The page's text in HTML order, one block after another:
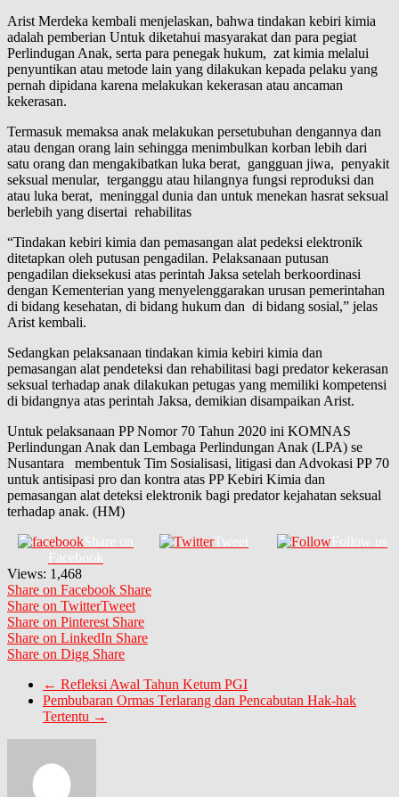
Arist Merdeka kembali menjelaskan, bahwa tindakan kebiri kimia
adalah pemberian Untuk diketahui masyarakat dan para pegiat
Perlindugan Anak, serta para penegak hukum, zat kimia melalui
penyuntikan atau metode lain yang dilakukan kepada pelaku yang
pernah dipidana karena melakukan kekerasan atau ancaman
kekerasan.
Termasuk memaksa anak melakukan persetubuhan dengannya dan
atau dengan orang lain sehingga menimbulkan korban lebih dari
satu orang dan mengakibatkan luka berat, gangguan jiwa, penyakit
seksual menular, terganggu atau hilangnya fungsi reproduksi dan
atau luka berat, meninggal dunia dan untuk menekan hasrat seksual
berlebih yang disertai rehabilitas
“Tindakan kebiri kimia dan pemasangan alat pedeksi elektronik
ditetapkan oleh putusan pengadilan. Pelaksanaan putusan
pengadilan dieksekusi atas perintah Jaksa setelah berkoordinasi
dengan Kementerian yang menyelenggarakan urusan pemerintahan
di bidang kesehatan, di bidang hukum dan di bidang sosial,” jelas
Arist kembali.
Sedangkan pelaksanaan tindakan kimia kebiri kimia dan
pemasangan alat pendeteksi dan rehabilitasi bagi predator kekerasan
seksual terhadap anak dilakukan petugas yang memiliki kompetensi
di bidangnya atas perintah Jaksa, demikian disampaikan Arist.
Untuk pelaksanaan PP Nomor 70 Tahun 2020 ini KOMNAS
Perlindungan Anak dan Lembaga Perlindungan Anak (LPA) se
Nusantara membentuk Tim Sosialisasi, litigasi dan Advokasi PP 70
untuk antisipasi pro dan kontra atas PP Kebiri Kimia dan
pemasangan alat deteksi elektronik bagi predator kejahatan seksual
terhadap anak. (HM)
Share on
Facebook
Tweet Follow us
Views: 1,468
Share on Facebook Share
Share on TwitterTweet
Share on Pinterest Share
Share on LinkedIn Share
Share on Digg Share
← Refleksi Awal Tahun Ketum PGI
Pembubaran Ormas Terlarang dan Pencabutan Hak-hak
Tertentu →